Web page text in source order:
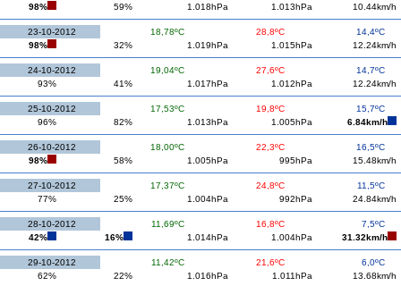
98%
59% 1.018hPa 1.013hPa 10.44km/h
23-10-2012 18,78ºC 28,8ºC
14,4ºC
98%
32% 1.019hPa 1.015hPa 12.24km/h
24-10-2012 19,04ºC 27,6ºC
14,7ºC
93%
41% 1.017hPa 1.012hPa 12.24km/h
25-10-2012 17,53ºC 19,8ºC
15,7ºC
96%
82% 1.013hPa 1.005hPa 6.84km/h
26-10-2012 18,00ºC 22,3ºC
16,5ºC
98%
58% 1.005hPa 995hPa 15.48km/h
27-10-2012 17,37ºC 24,8ºC
11,5ºC
77%
25% 1.004hPa 992hPa 24.84km/h
28-10-2012 11,69ºC 16,8ºC
7,5ºC
42%
16% 1.014hPa 1.004hPa 31.32km/h
29-10-2012 11,42ºC 21,6ºC
6,0ºC
62%
22% 1.016hPa 1.011hPa 13.68km/h